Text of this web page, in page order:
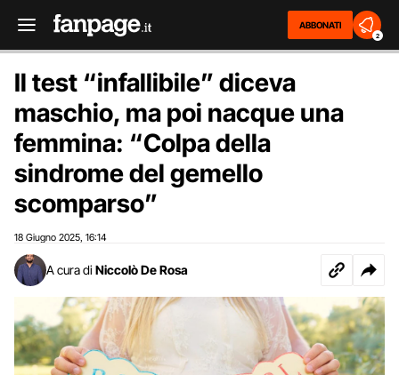
ABBONATI
2
Il test “infallibile” diceva
maschio, ma poi nacque una
femmina: “Colpa della
sindrome del gemello
scomparso”
18 Giugno 2025 16:14
A cura di Niccolò De Rosa